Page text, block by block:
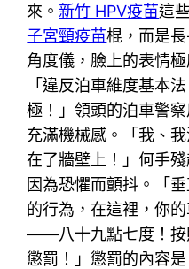
來。新竹 HPV疫苗這
子宮頸疫苗棍，而是
角度儀，臉上的表情
「違反泊車維度基本
極！」領頭的泊車警
充滿機械感。「我、
在了牆壁上！」何手
因為恐懼而顫抖。「
的行為，在這裡，你
——八十九點七度！按
懲罰！」懲罰的內容